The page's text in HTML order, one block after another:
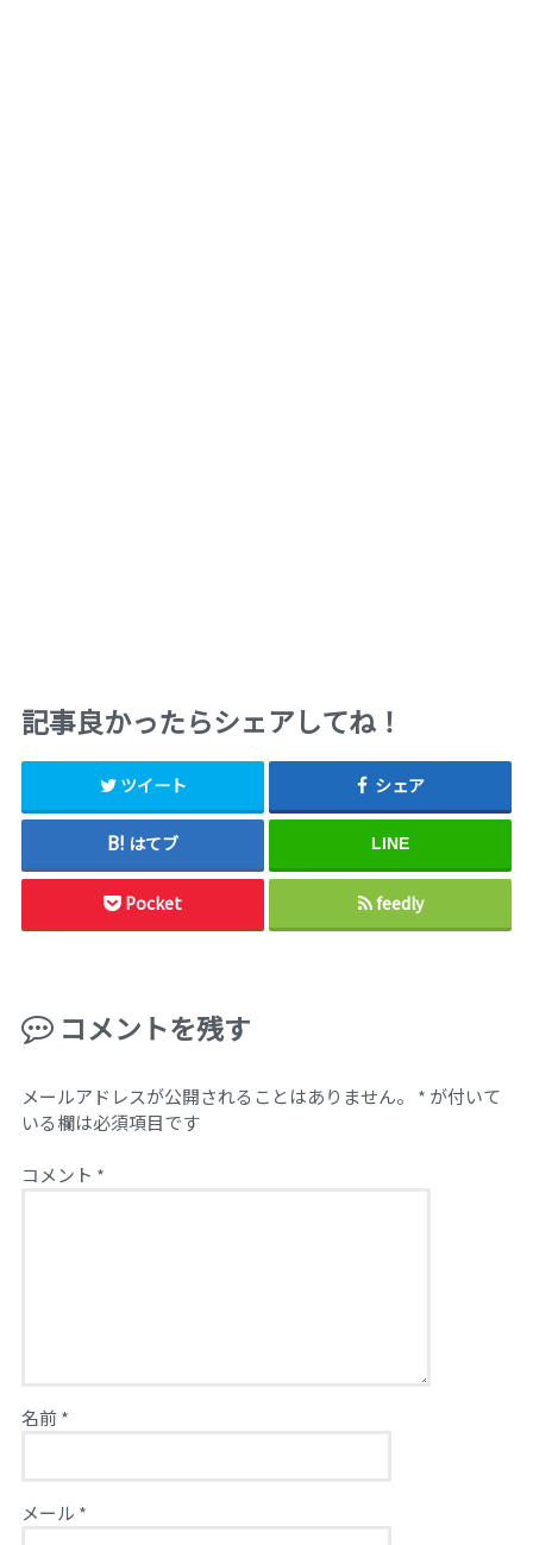
記事良かったらシェアしてね！
ツイート シェア
はてブ LINE
Pocket feedly
コメントを残す
メールアドレスが公開されることはありません。 * が付いて
いる欄は必須項目です
コメント *
名前*
メール *